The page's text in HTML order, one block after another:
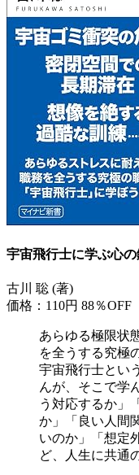
宇宙飛行士に学ぶ心
古川 聡 (著)
価格：110円 88％OFF
あらゆる極限状
を全うする究極
宇宙飛行士とい
んが、そこで学
う対応するか」
か」「良い人間
いのか」「想定
ど、人生に共通